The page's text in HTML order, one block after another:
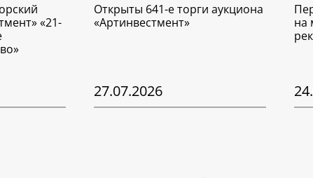
«21-
Открыты 641-е торги аукциона
«Артинвестмент»
27.07.2026
на